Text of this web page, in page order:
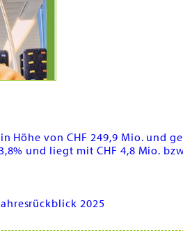
Höhe von CHF 249,9 Mio. und
und liegt mit CHF 4,8 Mio.
2025